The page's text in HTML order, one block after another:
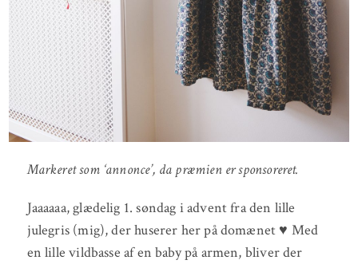
Markeret som ‘annonce’, da præmien er sponsoreret.
Jaaaaaa, glædelig 1. søndag i advent fra den lille
julegris (mig), der huserer her på domænet ♥ Med
en lille vildbasse af en baby på armen, bliver der